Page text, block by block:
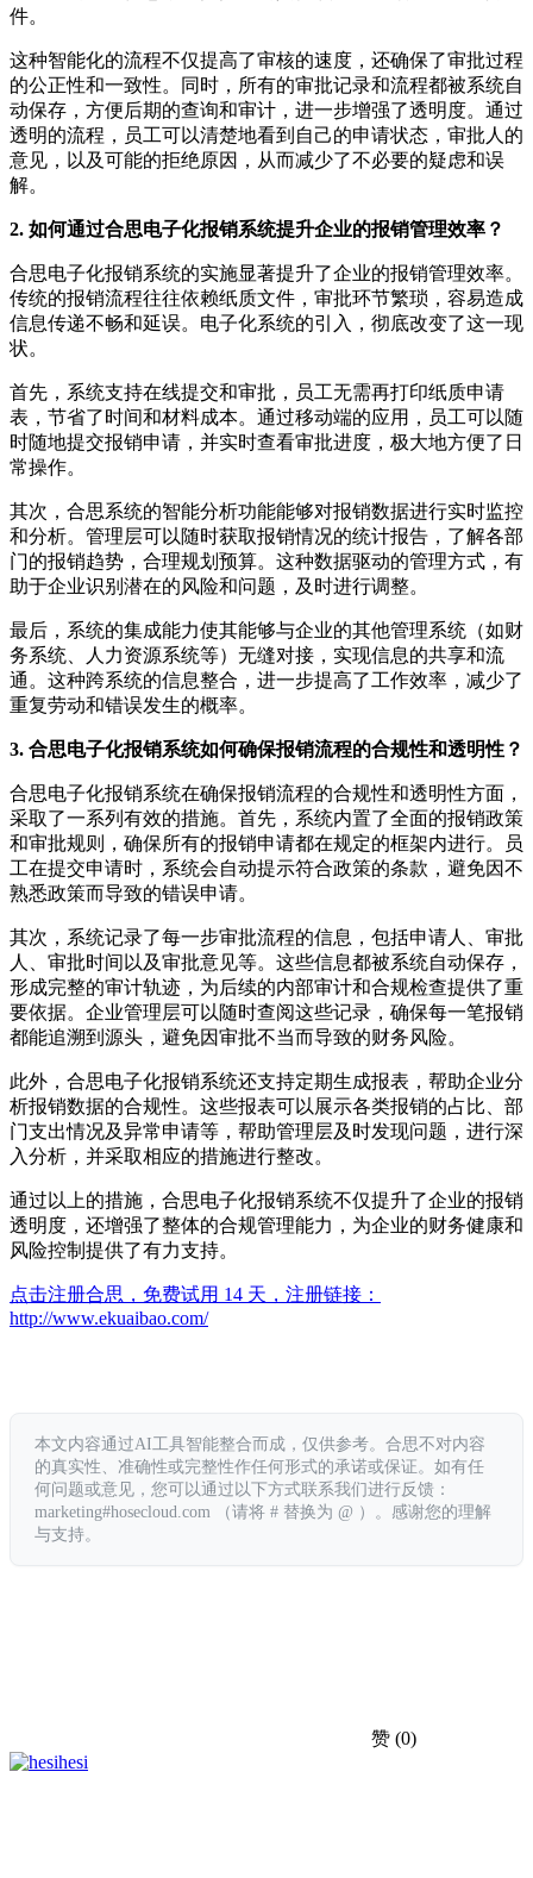
件。
这种智能化的流程不仅提高了审核的速度，还确保了审批过程
的公正性和一致性。同时，所有的审批记录和流程都被系统自
动保存，方便后期的查询和审计，进一步增强了透明度。通过
透明的流程，员工可以清楚地看到自己的申请状态，审批人的
意见，以及可能的拒绝原因，从而减少了不必要的疑虑和误
解。
2. 如何通过合思电子化报销系统提升企业的报销管理效率？
合思电子化报销系统的实施显著提升了企业的报销管理效率。
传统的报销流程往往依赖纸质文件，审批环节繁琐，容易造成
信息传递不畅和延误。电子化系统的引入，彻底改变了这一现
状。
首先，系统支持在线提交和审批，员工无需再打印纸质申请
表，节省了时间和材料成本。通过移动端的应用，员工可以随
时随地提交报销申请，并实时查看审批进度，极大地方便了日
常操作。
其次，合思系统的智能分析功能能够对报销数据进行实时监控
和分析。管理层可以随时获取报销情况的统计报告，了解各部
门的报销趋势，合理规划预算。这种数据驱动的管理方式，有
助于企业识别潜在的风险和问题，及时进行调整。
最后，系统的集成能力使其能够与企业的其他管理系统（如财
务系统、人力资源系统等）无缝对接，实现信息的共享和流
通。这种跨系统的信息整合，进一步提高了工作效率，减少了
重复劳动和错误发生的概率。
3. 合思电子化报销系统如何确保报销流程的合规性和透明性？
合思电子化报销系统在确保报销流程的合规性和透明性方面，
采取了一系列有效的措施。首先，系统内置了全面的报销政策
和审批规则，确保所有的报销申请都在规定的框架内进行。员
工在提交申请时，系统会自动提示符合政策的条款，避免因不
熟悉政策而导致的错误申请。
其次，系统记录了每一步审批流程的信息，包括申请人、审批
人、审批时间以及审批意见等。这些信息都被系统自动保存，
形成完整的审计轨迹，为后续的内部审计和合规检查提供了重
要依据。企业管理层可以随时查阅这些记录，确保每一笔报销
都能追溯到源头，避免因审批不当而导致的财务风险。
此外，合思电子化报销系统还支持定期生成报表，帮助企业分
析报销数据的合规性。这些报表可以展示各类报销的占比、部
门支出情况及异常申请等，帮助管理层及时发现问题，进行深
入分析，并采取相应的措施进行整改。
通过以上的措施，合思电子化报销系统不仅提升了企业的报销
透明度，还增强了整体的合规管理能力，为企业的财务健康和
风险控制提供了有力支持。
点击注册合思，免费试用 14 天，注册链接：
http://www.ekuaibao.com/
本文内容通过AI工具智能整合而成，仅供参考。合思不对内容
的真实性、准确性或完整性作任何形式的承诺或保证。如有任
何问题或意见，您可以通过以下方式联系我们进行反馈：
marketing#hosecloud.com （请将 # 替换为 @ ）。感谢您的理解
与支持。
赞 (0)
hesi